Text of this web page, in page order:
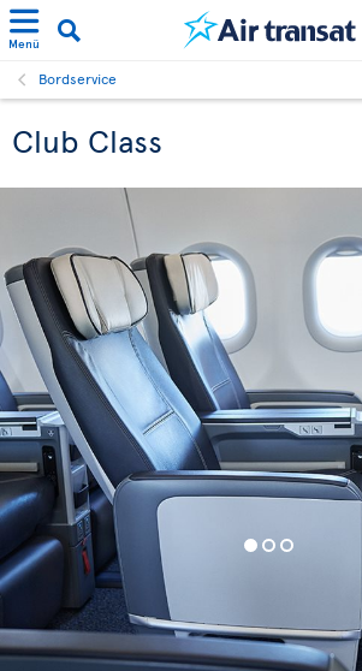
Menü
Bordservice
Club Class